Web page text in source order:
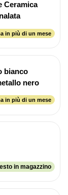
Ceramica
in più di un mese
bianco
nero
in più di un mese
in magazzino